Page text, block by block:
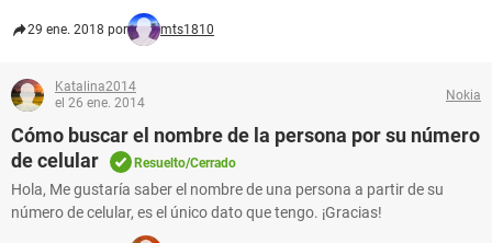
29 ene. 2018 por mts1810
Katalina2014
el 26 ene. 2014
Nokia
Cómo buscar el nombre de la persona por su número
de celular
Resuelto/Cerrado
Hola, Me gustaría saber el nombre de una persona a partir de su
número de celular, es el único dato que tengo. ¡Gracias!